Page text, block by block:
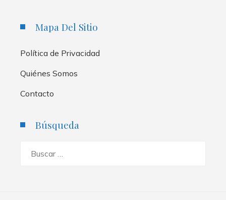
Mapa Del Sitio
Política de Privacidad
Quiénes Somos
Contacto
Búsqueda